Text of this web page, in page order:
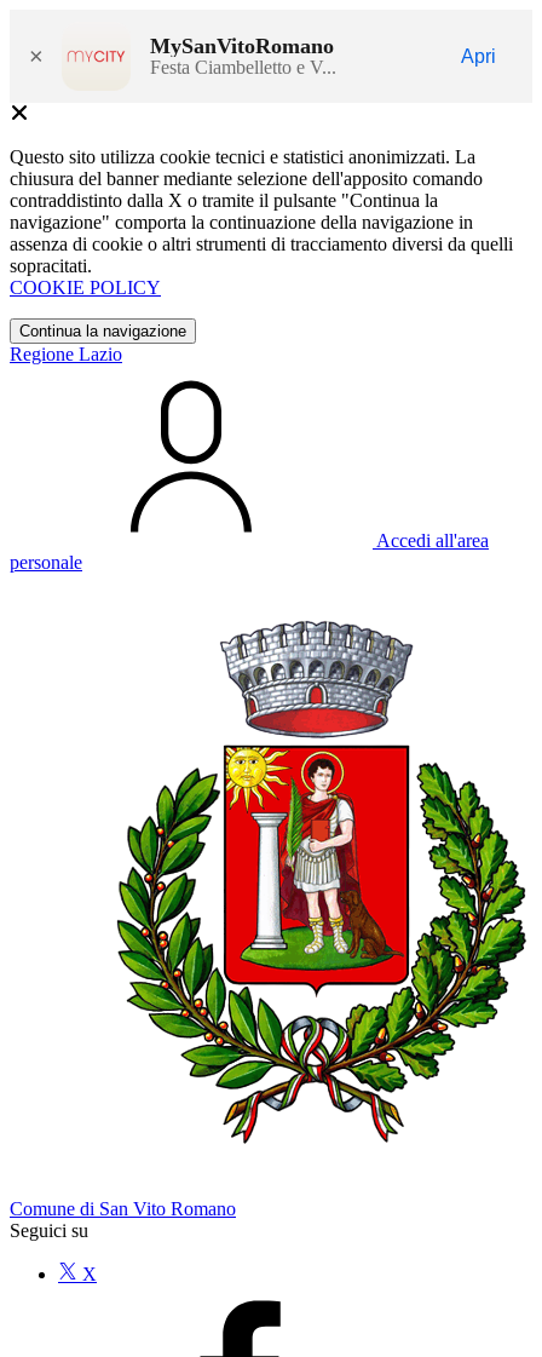
× MySanVitoRomano
Festa Ciambelletto e V...
Apri
Questo sito utilizza cookie tecnici e statistici anonimizzati. La
chiusura del banner mediante selezione dell'apposito comando
contraddistinto dalla X o tramite il pulsante "Continua la
navigazione" comporta la continuazione della navigazione in
assenza di cookie o altri strumenti di tracciamento diversi da quelli
sopracitati.
COOKIE POLICY
Continua la navigazione
Regione Lazio
Accedi all'area
personale
Comune di San Vito Romano
Seguici su
X